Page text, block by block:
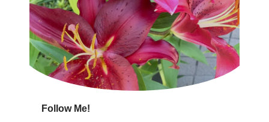
Follow Me!